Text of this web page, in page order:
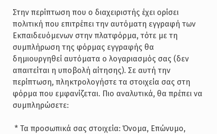
Στην περίπτωση που ο διαχειριστής έχει ορίσει
πολιτική που επιτρέπει την αυτόματη εγγραφή των
Εκπαιδευόμενων στην πλατφόρμα, τότε με τη
συμπλήρωση της φόρμας εγγραφής θα
δημιουργηθεί αυτόματα ο λογαριασμός σας (δεν
απαιτείται η υποβολή αίτησης). Σε αυτή την
περίπτωση, πληκτρολογήστε τα στοιχεία σας στη
φόρμα που εμφανίζεται. Πιο αναλυτικά, θα πρέπει να
συμπληρώσετε:
­ * Τα προσωπικά σας στοιχεία: Όνομα, Επώνυμο,